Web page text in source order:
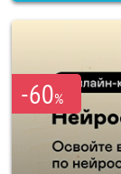
-60%